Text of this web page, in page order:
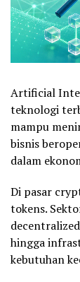
Artificial
teknologi
mampu
bisnis
dalam
Di pasar
tokens.
hingga
kebutuhan